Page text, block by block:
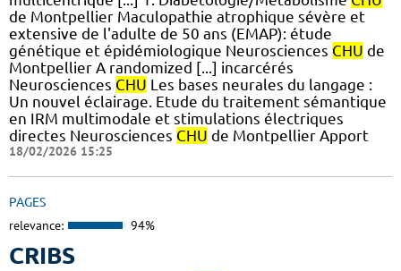
de Montpellier Maculopathie atrophique sévère et
extensive de l'adulte de 50 ans (EMAP): étude
génétique et épidémiologique Neurosciences CHU de
Montpellier A randomized [...] incarcérés
Neurosciences CHU Les bases neurales du langage :
Un nouvel éclairage. Etude du traitement sémantique
en IRM multimodale et stimulations électriques
directes Neurosciences CHU de Montpellier Apport
18/02/2026 15:25
PAGES
relevance: 94%
CRIBS